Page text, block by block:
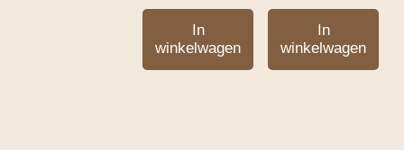
In
winkelwagen
In
winkelwagen